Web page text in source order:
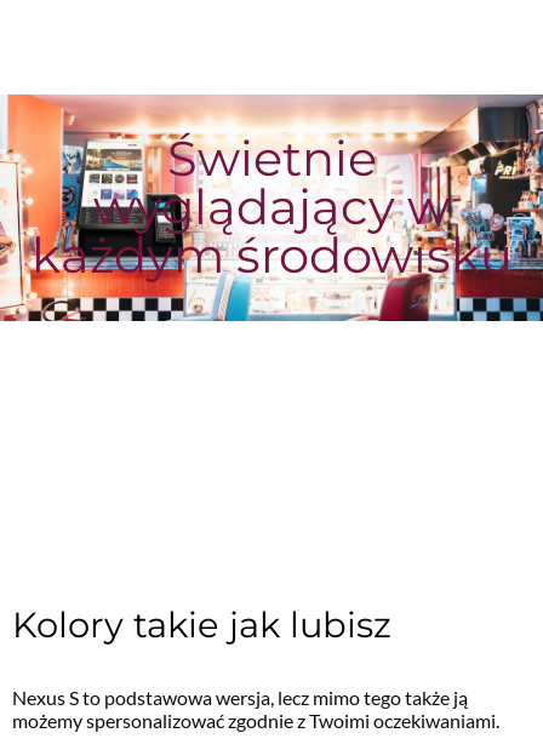
Świetnie
wyglądający w
każdym środowisku
Kolory takie jak lubisz
Nexus S to podstawowa wersja, lecz mimo tego także ją
możemy spersonalizować zgodnie z Twoimi oczekiwaniami.